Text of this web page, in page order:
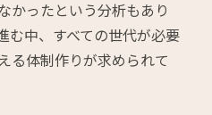
かったという分析もあり
む中、すべての世代が必要
る体制作りが求められて